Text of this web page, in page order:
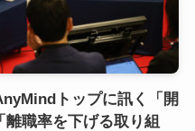
トップに訊く「開
職率を下げる取り組